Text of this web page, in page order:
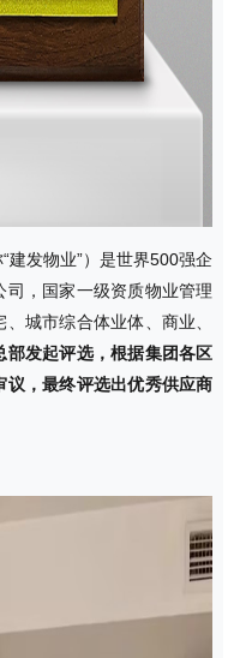
建发物业”）是世界500强企
，国家一级资质物业管理
城市综合体业体、商业、
部发起评选，根据集团各区
议，最终评选出优秀供应商